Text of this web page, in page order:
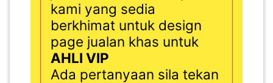
kami yang sedia
berkhimat untuk design
page jualan khas untuk
AHLI VIP
Ada pertanyaan sila tekan